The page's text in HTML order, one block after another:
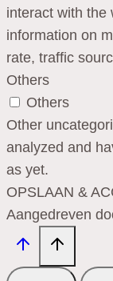
interact with the
information on
rate, traffic
Others
Others
Other
analyzed and
as yet.
OPSLAAN &
Aangedreven